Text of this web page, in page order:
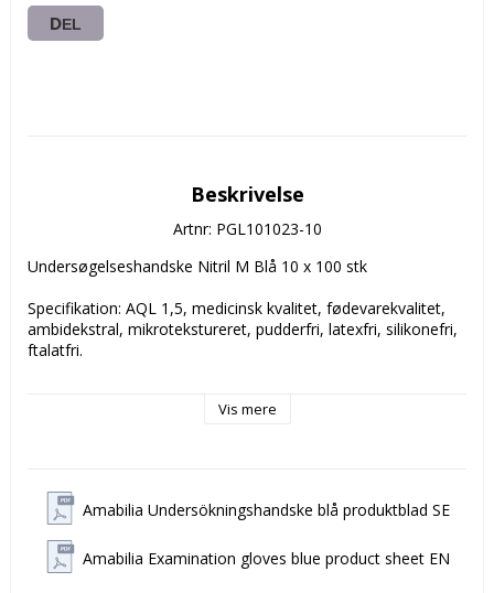
DEL
Beskrivelse
Artnr: PGL101023-10
Undersøgelseshandske Nitril M Blå 10 x 100 stk
Specifikation: AQL 1,5, medicinsk kvalitet, fødevarekvalitet,
ambidekstral, mikrotekstureret, pudderfri, latexfri, silikonefri,
ftalatfri.
elasticitet, holdbarhed og taktil følsomhed. Disse handsker
kemikalier.
Desuden er de godkendt til brug i kemoterapi/cytostatika og
er også velegnede til fødevarehåndtering. Med et
Vis mere
Amabilia Undersökningshandske blå produktblad SE
Amabilia Examination gloves blue product sheet EN